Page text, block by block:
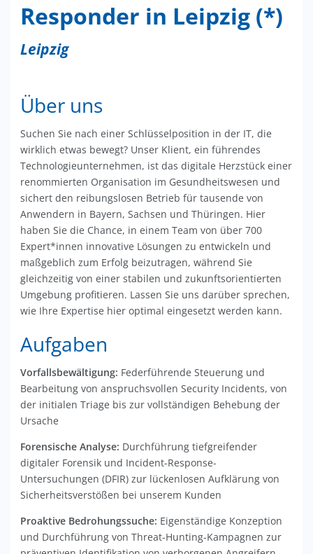
Responder in Leipzig (*)
Leipzig
Über uns
Suchen Sie nach einer Schlüsselposition in der IT, die
wirklich etwas bewegt? Unser Klient, ein führendes
Technologieunternehmen, ist das digitale Herzstück einer
renommierten Organisation im Gesundheitswesen und
sichert den reibungslosen Betrieb für tausende von
Anwendern in Bayern, Sachsen und Thüringen. Hier
haben Sie die Chance, in einem Team von über 700
Expert*innen innovative Lösungen zu entwickeln und
maßgeblich zum Erfolg beizutragen, während Sie
gleichzeitig von einer stabilen und zukunftsorientierten
Umgebung profitieren. Lassen Sie uns darüber sprechen,
wie Ihre Expertise hier optimal eingesetzt werden kann.
Aufgaben
Vorfallsbewältigung: Federführende Steuerung und
Bearbeitung von anspruchsvollen Security Incidents, von
der initialen Triage bis zur vollständigen Behebung der
Ursache
Forensische Analyse: Durchführung tiefgreifender
digitaler Forensik und Incident-Response-
Untersuchungen (DFIR) zur lückenlosen Aufklärung von
Sicherheitsverstößen bei unserem Kunden
Proaktive Bedrohungssuche: Eigenständige Konzeption
und Durchführung von Threat-Hunting-Kampagnen zur